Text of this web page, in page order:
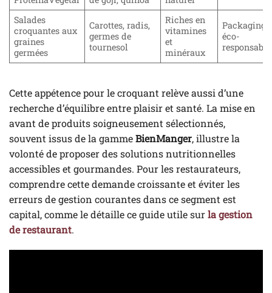
Salades
croquantes aux
graines
germées
Carottes, radis,
germes de
tournesol
Riches en
vitamines
et
minéraux
Packaging
éco-
responsable
Cette appétence pour le croquant relève aussi d’une
recherche d’équilibre entre plaisir et santé. La mise en
avant de produits soigneusement sélectionnés,
souvent issus de la gammeBienManger, illustre la
volonté de proposer des solutions nutritionnelles
accessibles et gourmandes. Pour les restaurateurs,
comprendre cette demande croissante et éviter les
erreurs de gestion courantes dans ce segment est
capital, comme le détaille ce guide utile surla gestion
de restaurant.